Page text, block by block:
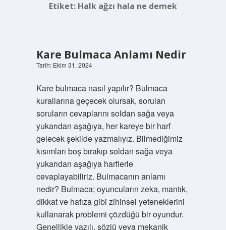
Etiket: Halk ağzı hala ne demek
Kare Bulmaca Anlamı Nedir
Tarih: Ekim 31, 2024
Kare bulmaca nasıl yapılır? Bulmaca
kurallarına geçecek olursak, sorulan
soruların cevaplarını soldan sağa veya
yukarıdan aşağıya, her kareye bir harf
gelecek şekilde yazmalıyız. Bilmediğimiz
kısımları boş bırakıp soldan sağa veya
yukarıdan aşağıya harflerle
cevaplayabiliriz. Bulmacanın anlamı
nedir? Bulmaca; oyuncuların zeka, mantık,
dikkat ve hafıza gibi zihinsel yeteneklerini
kullanarak problemi çözdüğü bir oyundur.
Genellikle yazılı, sözlü veya mekanik